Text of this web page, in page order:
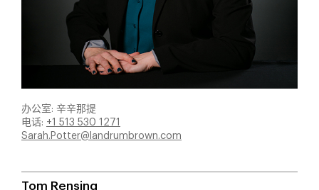
办公室: 辛辛那提
电话: +1 513 530 1271
Sarah.Potter@landrumbrown.com
Tom Rensing